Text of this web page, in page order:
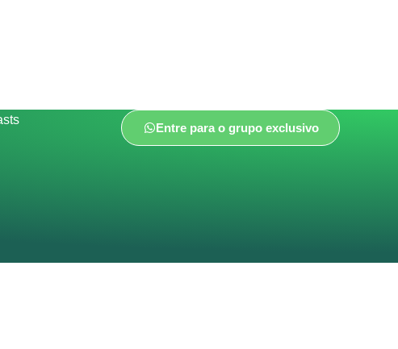
Entre para o grupo exclusivo